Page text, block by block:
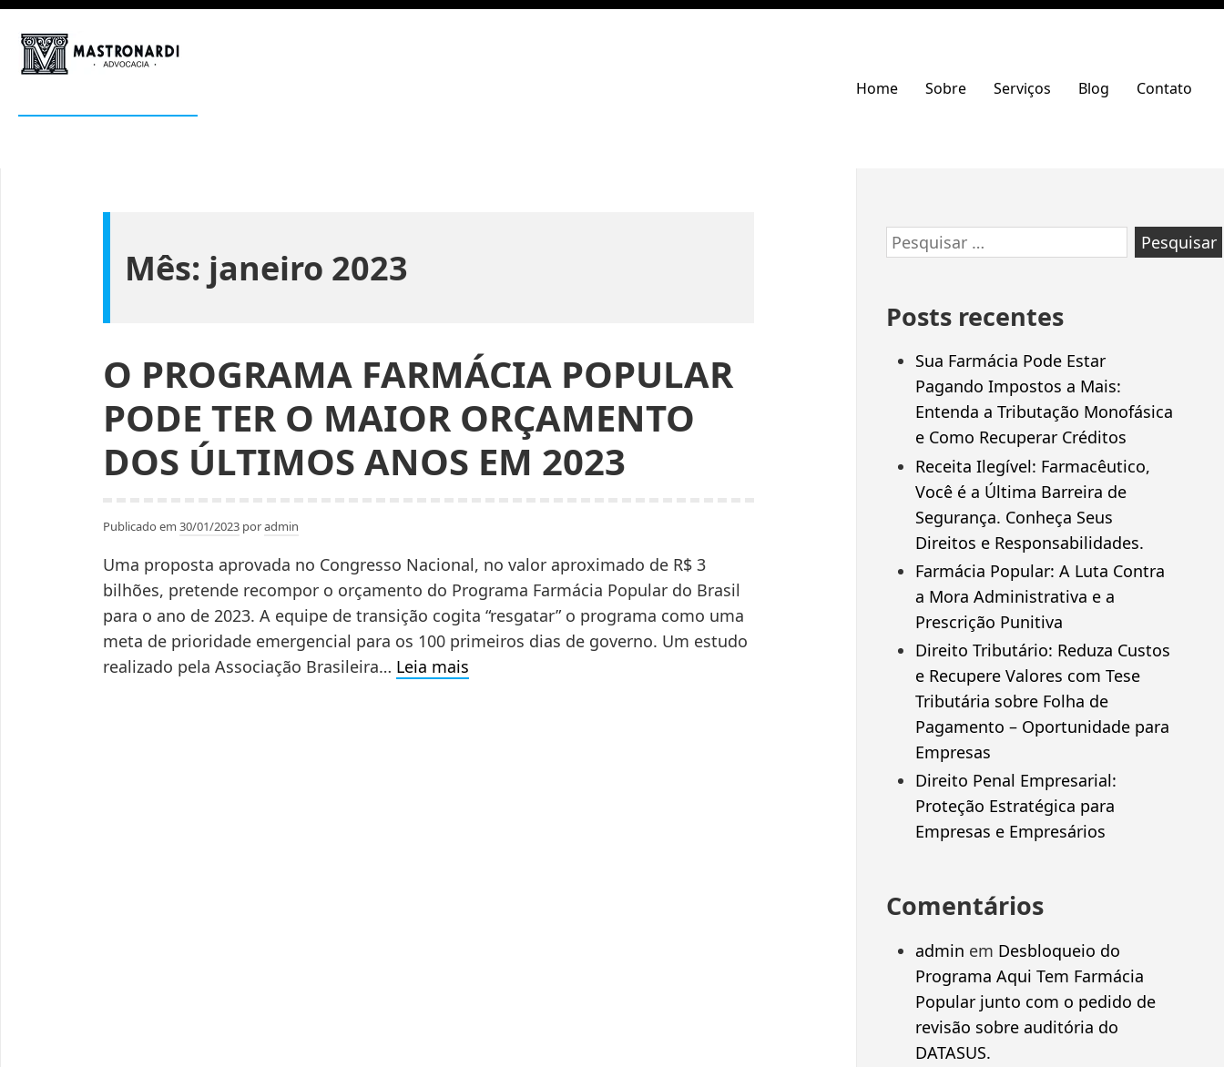
Pular
para
Home Sobre Serviços Blog Contato
Mês: janeiro 2023
O PROGRAMA FARMÁCIA POPULAR
PODE TER O MAIOR ORÇAMENTO
DOS ÚLTIMOS ANOS EM 2023
Publicado em 30/01/2023 poradmin
Uma proposta aprovada no Congresso Nacional, no valor aproximado de R$ 3
bilhões, pretende recompor o orçamento do Programa Farmácia Popular do Brasil
para o ano de 2023. A equipe de transição cogita “resgatar” o programa como uma
meta de prioridade emergencial para os 100 primeiros dias de governo. Um estudo
realizado pela Associação Brasileira… Leia mais
Ir
para
Pesquisar
por:
Posts recentes
Sua Farmácia Pode Estar
Pagando Impostos a Mais:
Entenda a Tributação Monofásica
e Como Recuperar Créditos
Receita Ilegível: Farmacêutico,
Você é a Última Barreira de
Segurança. Conheça Seus
Direitos e Responsabilidades.
Farmácia Popular: A Luta Contra
a Mora Administrativa e a
Prescrição Punitiva
Direito Tributário: Reduza Custos
e Recupere Valores com Tese
Tributária sobre Folha de
Pagamento – Oportunidade para
Empresas
Direito Penal Empresarial:
Proteção Estratégica para
Empresas e Empresários
Comentários
admin em Desbloqueio do
Programa Aqui Tem Farmácia
Popular junto com o pedido de
revisão sobre auditória do
DATASUS.